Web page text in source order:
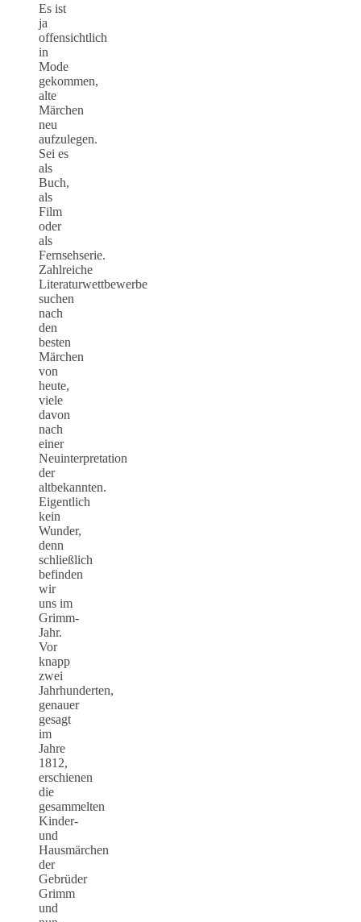
Es ist
ja
offensichtlich
in
Mode
gekommen,
alte
Märchen
neu
aufzulegen.
Sei es
als
Buch,
als
Film
oder
als
Fernsehserie.
Zahlreiche
Literaturwettbewerbe
suchen
nach
den
besten
Märchen
von
heute,
viele
davon
nach
einer
Neuinterpretation
der
altbekannten.
Eigentlich
kein
Wunder,
denn
schließlich
befinden
wir
uns im
Grimm-
Jahr.
Vor
knapp
zwei
Jahrhunderten,
genauer
gesagt
im
Jahre
1812,
erschienen
die
gesammelten
Kinder-
und
Hausmärchen
der
Gebrüder
Grimm
und